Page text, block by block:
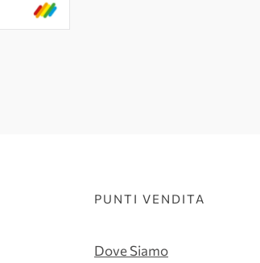
PUNTI VENDITA
Dove Siamo